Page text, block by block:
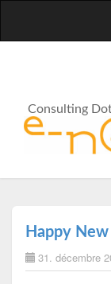
Consulting
Happy
31. décembre